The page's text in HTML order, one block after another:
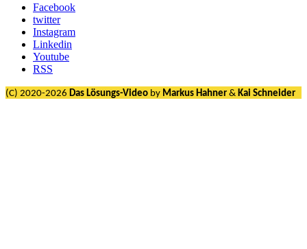
Facebook
twitter
Instagram
Linkedin
Youtube
RSS
(C) 2020-2026 Das Lösungs-Video by Markus Hahner & Kai Schneider